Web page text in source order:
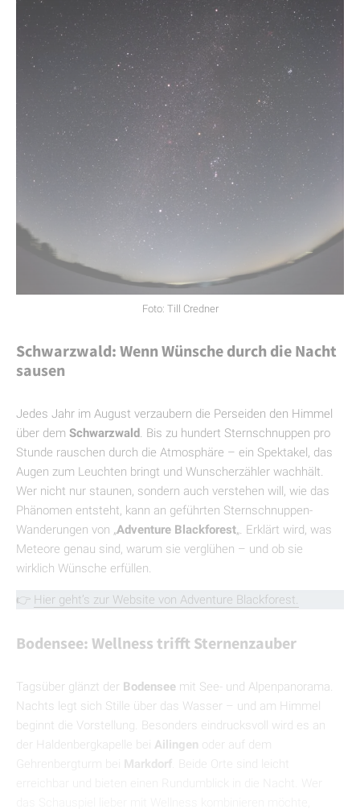
Foto: Till Credner
Schwarzwald: Wenn Wünsche durch die Nacht
sausen
Jedes Jahr im August verzaubern die Perseiden den Himmel
über dem Schwarzwald. Bis zu hundert Sternschnuppen pro
Stunde rauschen durch die Atmosphäre – ein Spektakel, das
Augen zum Leuchten bringt und Wunscherzähler wachhält.
Wer nicht nur staunen, sondern auch verstehen will, wie das
Phänomen entsteht, kann an geführten Sternschnuppen-
Wanderungen von „Adventure Blackforest„. Erklärt wird, was
Meteore genau sind, warum sie verglühen – und ob sie
wirklich Wünsche erfüllen.
👉 Hier geht’s zur Website von Adventure Blackforest.
Bodensee: Wellness trifft Sternenzauber
Tagsüber glänzt der Bodensee mit See- und Alpenpanorama.
Nachts legt sich Stille über das Wasser – und am Himmel
beginnt die Vorstellung. Besonders eindrucksvoll wird es an
der Haldenbergkapelle bei Ailingen
oder auf dem
Markdorf